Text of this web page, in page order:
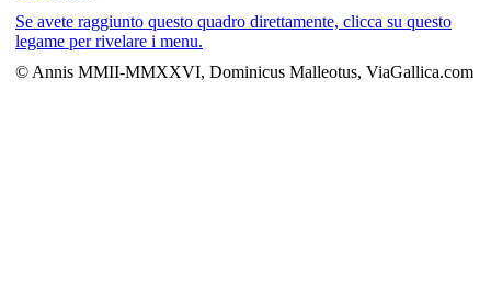
Se avete raggiunto questo quadro direttamente, clicca su questo
legame per rivelare i menu.
© Annis MMII-MMXXVI, Dominicus Malleotus, ViaGallica.com